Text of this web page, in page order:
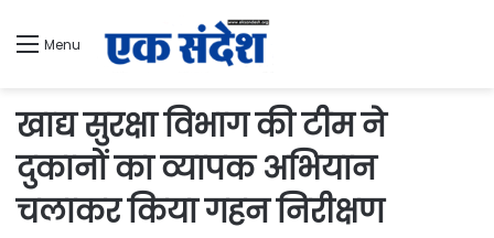
Menu
खाद्य सुरक्षा विभाग की टीम ने
दुकानों का व्यापक अभियान
चलाकर किया गहन निरीक्षण